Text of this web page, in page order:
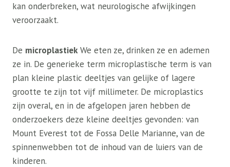
kan onderbreken, wat neurologische afwijkingen
veroorzaakt.
De microplastiekWe eten ze, drinken ze en ademen
ze in. De generieke term microplastische term is van
plan kleine plastic deeltjes van gelijke of lagere
grootte te zijn tot vijf millimeter. De microplastics
zijn overal, en in de afgelopen jaren hebben de
onderzoekers deze kleine deeltjes gevonden: van
Mount Everest tot de Fossa Delle Marianne, van de
spinnenwebben tot de inhoud van de luiers van de
kinderen.